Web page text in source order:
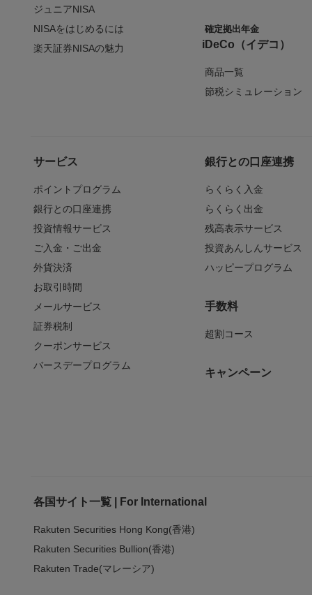
ジュニアNISA
NISAをはじめるには
楽天証券NISAの魅力
確定拠出年金
iDeCo（イデコ）
商品一覧
節税シミュレーション
サービス
ポイントプログラム
銀行との口座連携
投資情報サービス
ご入金・ご出金
外貨決済
お取引時間
メールサービス
証券税制
クーポンサービス
バースデープログラム
銀行との口座連携
らくらく入金
らくらく出金
残高表示サービス
投資あんしんサービス
ハッピープログラム
手数料
超割コース
キャンペーン
各国サイト一覧 | For International
Rakuten Securities Hong Kong(香港)
Rakuten Securities Bullion(香港)
Rakuten Trade(マレーシア)